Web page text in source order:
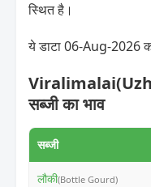
स्थित है।
ये डाटा 06-Aug-2026
सब्जी का भाव
सब्जी
लौकी(Bottle Gourd)